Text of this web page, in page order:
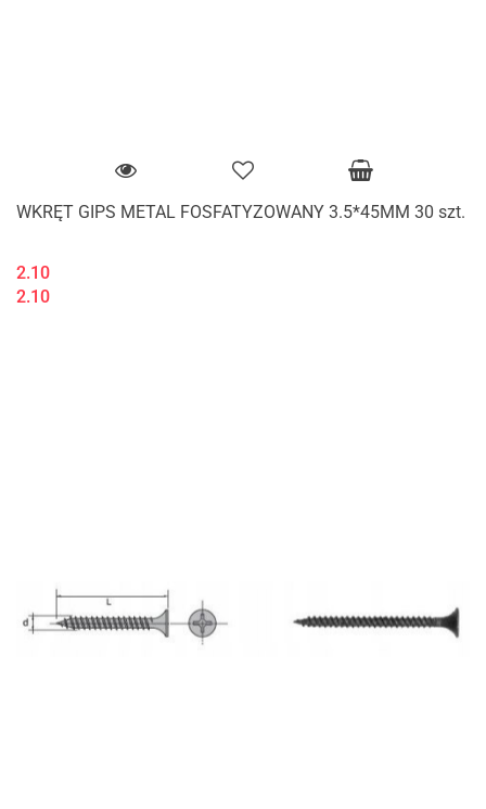
WKRĘT GIPS METAL FOSFATYZOWANY 3.5*45MM 30 szt.
2.10
2.10